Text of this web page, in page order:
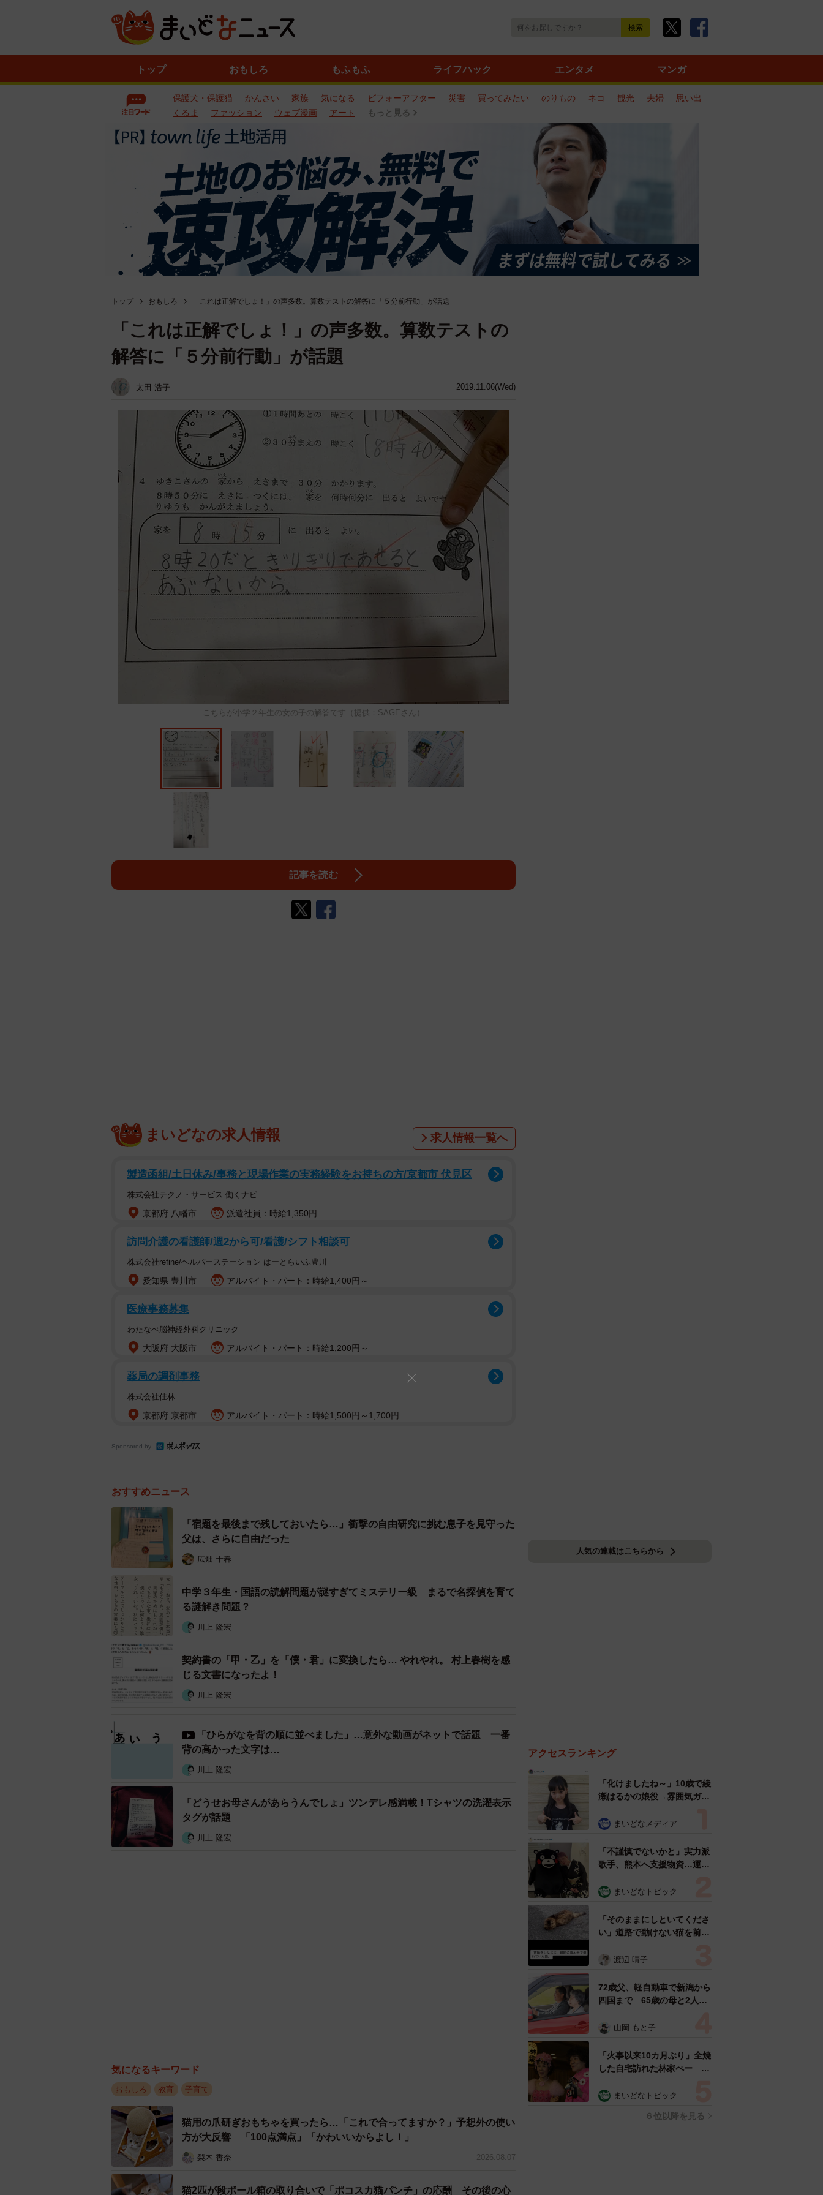
トップ おもしろ もふもふ ライフハック エンタメ マンガ
保護犬・保護猫 かんさい 家族 気になる ビフォーアフター 災害 買ってみたい のりもの ネコ 観光 夫婦
思い出
くるま
ファッション ウェブ漫画 アート もっと見る
トップ おもしろ 「これは正解でしょ！」の声多数。算数テストの解答に「５分前行動」が話題
2019.11.06(Wed)
「これは正解でしょ！」の声多数。算数テストの
解答に「５分前行動」が話題
太田 浩子
こちらが小学２年生の女の子の解答です（提供：SAGEさん）
記事を読む
まいどなの求人情報 求人情報一覧へ
製造函組/土日休み/事務と現場作業の実務経験をお持ちの方/京都市 伏見区
株式会社テクノ・サービス 働くナビ
京都府 八幡市 派遣社員：時給1,350円
訪問介護の看護師/週2から可/看護/シフト相談可
株式会社refine/ヘルパーステーション はーとらいふ豊川
愛知県 豊川市 アルバイト・パート：時給1,400円～
医療事務募集
わたなべ脳神経外科クリニック
大阪府 大阪市 アルバイト・パート：時給1,200円～
薬局の調剤事務
株式会社佳林
京都府 京都市 アルバイト・パート：時給1,500円～1,700円
Sponsored by
おすすめニュース
「宿題を最後まで残しておいたら…」衝撃の自由研究に挑む息子を見守った
父は、さらに自由だった
広畑 千春
中学３年生・国語の読解問題が謎すぎてミステリー級 まるで名探偵を育て
る謎解き問題？
川上 隆宏
契約書の「甲・乙」を「僕・君」に変換したら… やれやれ。 村上春樹を感
じる文書になったよ！
川上 隆宏
「ひらがなを背の順に並べました」…意外な動画がネットで話題 一番
背の高かった文字は…
川上 隆宏
「どうせお母さんがあらうんでしょ」ツンデレ感満載！Tシャツの洗濯表示
タグが話題
川上 隆宏
気になるキーワード
おもしろ 教育 子育て
猫用の爪研ぎおもちゃを買ったら…「これで合ってますか？」予想外の使い
方が大反響 「100点満点」「かわいいからよし！」
梨木 香奈 2026.08.07
猫2匹が段ボール箱の取り合いで「ポコスカ猫パンチ」の応酬 その後の心
人気の連載はこちらから
アクセスランキング
「化けましたね～」10歳で綾
瀬はるかの娘役→雰囲気ガラ
雰囲気が」「宝塚に入れそ
まいどなメディア
「不謹慎でないかと」実力派
歌手、熊本へ支援物資…運搬
めらい 「痛いほど伝わる」
まいどなトピック
「そのままにしといてくださ
い」道路で動けない猫を前に
ようとした4日間 「命の重
表の訴え
渡辺 晴子
72歳父、軽自動車で新潟から
四国まで 65歳の母と2人で
憩まで分刻み… 「大学生で
山岡 もと子
「火事以来10カ月ぶり」全焼
した自宅訪れた林家ぺー 内
ン状態の部屋に呆然
まいどなトピック
６位以降を見る